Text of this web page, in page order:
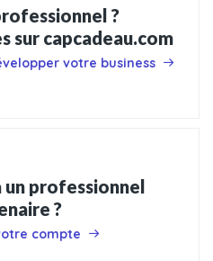
?
sur capcadeau.com
votre business
un professionnel
?
compte